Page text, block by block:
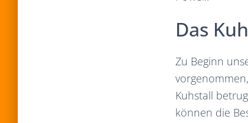
Das
Zu Beginn
Kuhstall
können die